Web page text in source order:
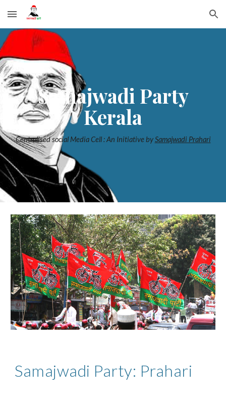
Skip to main content Skip to navigation
Samajwadi Party
Kerala
Centralised social Media Cell : An Initiative bySamajwadi Prahari
Samajwadi Party: Prahari